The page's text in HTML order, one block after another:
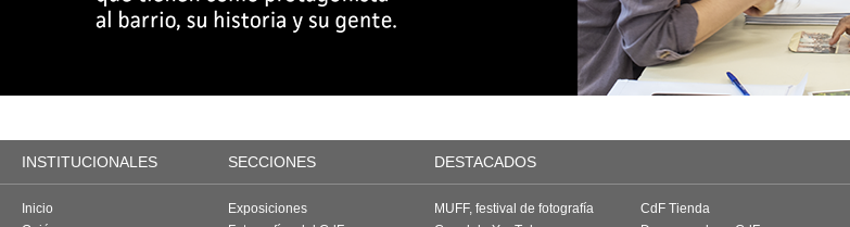
INSTITUCIONALES SECCIONES DESTACADOS
Inicio
Exposiciones
MUFF, festival de fotografía
CdF Tienda